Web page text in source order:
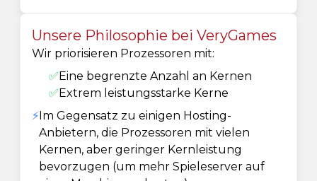
Unsere Philosophie bei VeryGames
Wir priorisieren Prozessoren mit:
✅Eine begrenzte Anzahl an Kernen
✅Extrem leistungsstarke Kerne
⚡Im Gegensatz zu einigen Hosting-
Anbietern, die Prozessoren mit vielen
Kernen, aber geringer Kernleistung
bevorzugen (um mehr Spieleserver auf